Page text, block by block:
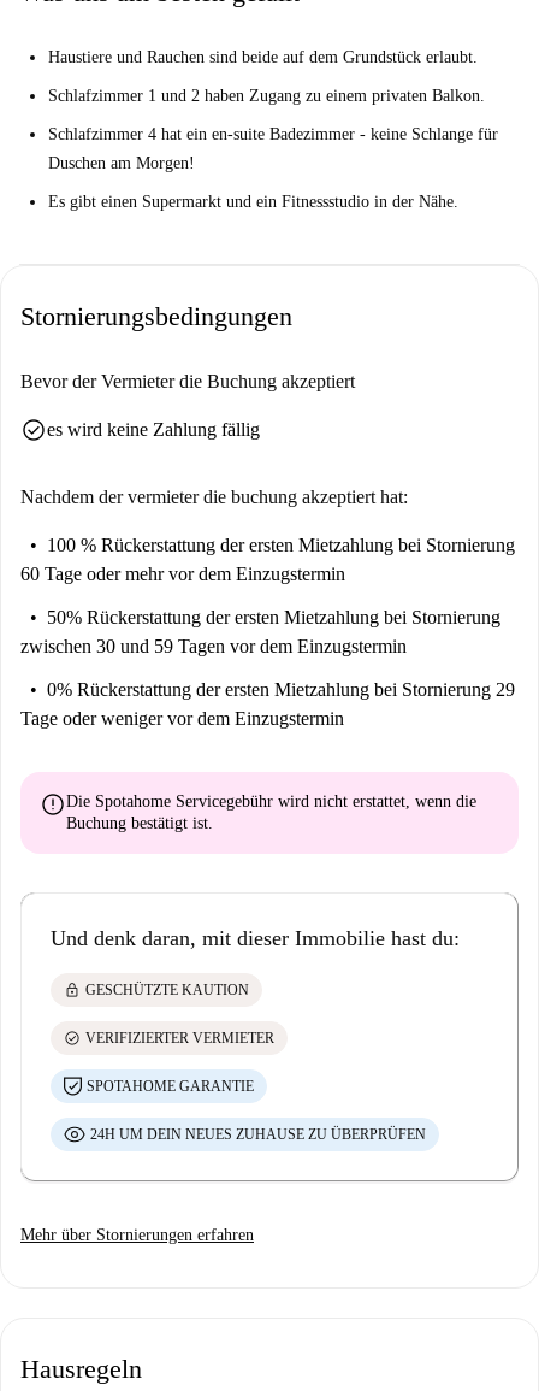
Haustiere und Rauchen sind beide auf dem Grundstück erlaubt.
Schlafzimmer 1 und 2 haben Zugang zu einem privaten Balkon.
Schlafzimmer 4 hat ein en-suite Badezimmer - keine Schlange für
Duschen am Morgen!
Es gibt einen Supermarkt und ein Fitnessstudio in der Nähe.
Stornierungsbedingungen
Bevor der Vermieter die Buchung akzeptiert
check_circlees wird keine Zahlung fällig
Nachdem der vermieter die buchung akzeptiert hat:
100 % Rückerstattung der ersten Mietzahlung bei Stornierung
60 Tage oder mehr vor dem Einzugstermin
50% Rückerstattung der ersten Mietzahlung bei Stornierung
zwischen 30 und 59 Tagen vor dem Einzugstermin
0% Rückerstattung der ersten Mietzahlung bei Stornierung 29
Tage oder weniger vor dem Einzugstermin
errorDie Spotahome Servicegebühr wird nicht erstattet , wenn die
Buchung bestätigt ist.
Und denk daran, mit dieser Immobilie hast du:
lock GESCHÜTZTE KAUTION
check_circle VERIFIZIERTER VERMIETER
SPOTAHOME GARANTIE
24H UM DEIN NEUES ZUHAUSE ZU ÜBERPRÜFEN
Mehr über Stornierungen erfahren
Hausregeln